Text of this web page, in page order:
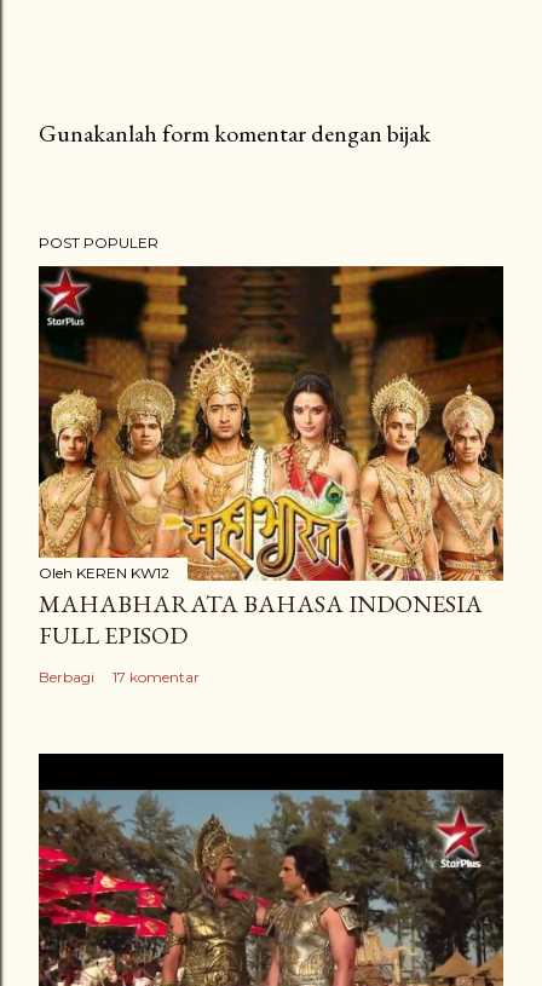
t
i
n
g
K
o
m
e
n
t
a
r
Gunakanlah form komentar dengan bijak
POST POPULER
Oleh KEREN KW12
MAHABHARATA BAHASA INDONESIA
FULL EPISOD
Berbagi 17 komentar